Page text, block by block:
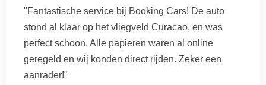
"Fantastische service bij Booking Cars! De auto
stond al klaar op het vliegveld Curacao, en was
perfect schoon. Alle papieren waren al online
geregeld en wij konden direct rijden. Zeker een
aanrader!"